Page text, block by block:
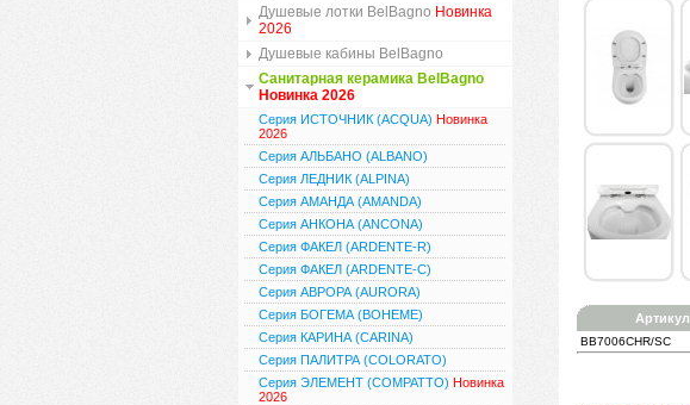
Душевые лотки BelBagno Новинка
2026
Душевые кабины BelBagno
Санитарная керамика BelBagno
Новинка 2026
Серия ИСТОЧНИК (ACQUA) Новинка
2026
Серия АЛЬБАНО (ALBANO)
Серия ЛЕДНИК (ALPINA)
Серия АМАНДА (AMANDA)
Серия АНКОНА (ANCONA)
Серия ФАКЕЛ (ARDENTE-R)
Серия ФАКЕЛ (ARDENTE-C)
Серия АВРОРА (AURORA)
Серия БОГЕМА (BOHEME)
Серия КАРИНА (CARINA)
Серия ПАЛИТРА (COLORATO)
Серия ЭЛЕМЕНТ (COMPATTO) Новинка
2026
Артикул
BB7006CHR/SC